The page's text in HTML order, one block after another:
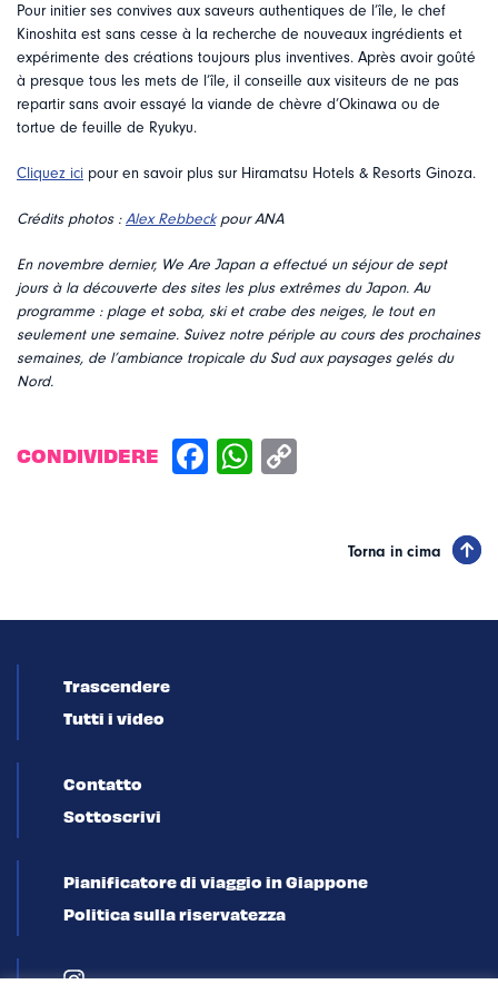
Pour initier ses convives aux saveurs authentiques de l’île, le chef
Kinoshita est sans cesse à la recherche de nouveaux ingrédients et
expérimente des créations toujours plus inventives. Après avoir goûté
à presque tous les mets de l’île, il conseille aux visiteurs de ne pas
repartir sans avoir essayé la viande de chèvre d’Okinawa ou de
tortue de feuille de Ryukyu.
Cliquez ici pour en savoir plus sur Hiramatsu Hotels & Resorts Ginoza.
Crédits photos :Alex Rebbeckpour ANA
En novembre dernier, We Are Japan a effectué un séjour de sept
jours à la découverte des sites les plus extrêmes du Japon. Au
programme : plage et soba, ski et crabe des neiges, le tout en
seulement une semaine. Suivez notre périple au cours des prochaines
semaines, de l’ambiance tropicale du Sud aux paysages gelés du
Nord.
CONDIVIDERE
Torna in cima
Trascendere
Tutti i video
Contatto
Sottoscrivi
Pianificatore di viaggio in Giappone
Politica sulla riservatezza